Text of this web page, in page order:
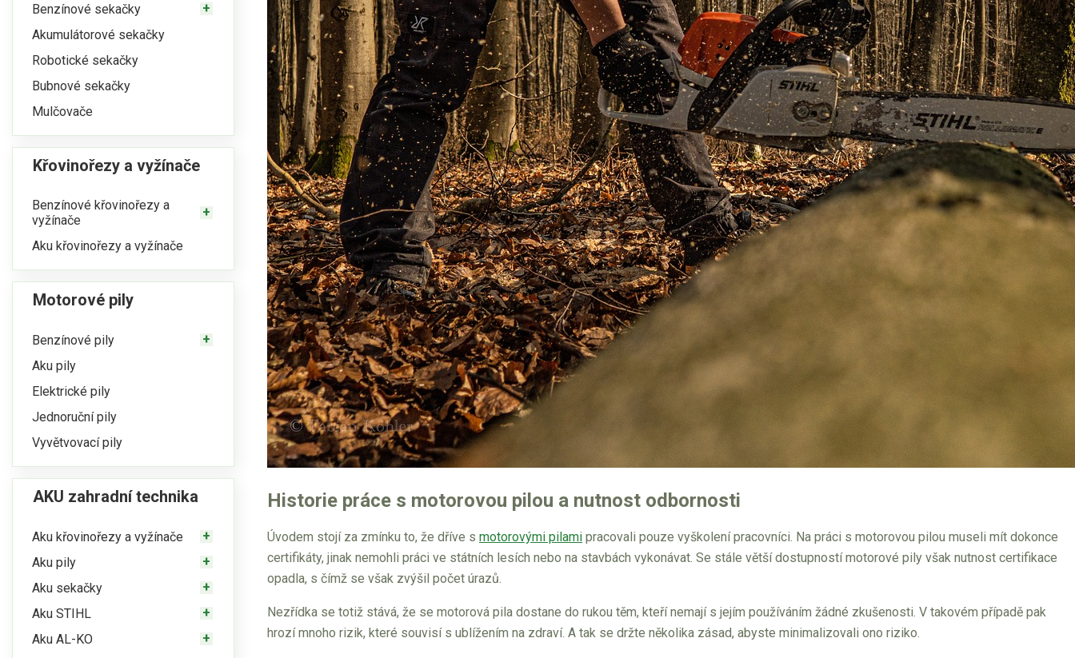
Benzínové sekačky
Akumulátorové sekačky
Robotické sekačky
Bubnové sekačky
Mulčovače
Křovinořezy a vyžínače
Benzínové křovinořezy a
vyžínače
Aku křovinořezy a vyžínače
Motorové pily
Benzínové pily
Aku pily
Elektrické pily
Jednoruční pily
Vyvětvovací pily
AKU zahradní technika
Aku křovinořezy a vyžínače
Aku pily
Aku sekačky
Aku STIHL
Aku AL-KO
Historie práce s motorovou pilou a nutnost odbornosti
Úvodem stojí za zmínku to, že dříve s motorovými pilami pracovali pouze vyškolení pracovníci. Na práci s motorovou pilou museli mít dokonce
certifikáty, jinak nemohli práci ve státních lesích nebo na stavbách vykonávat. Se stále větší dostupností motorové pily však nutnost certifikace
opadla, s čímž se však zvýšil počet úrazů.
Nezřídka se totiž stává, že se motorová pila dostane do rukou těm, kteří nemají s jejím používáním žádné zkušenosti. V takovém případě pak
hrozí mnoho rizik, které souvisí s ublížením na zdraví. A tak se držte několika zásad, abyste minimalizovali ono riziko.